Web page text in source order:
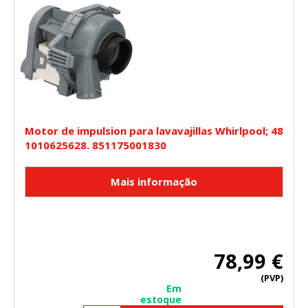
Motor de impulsion para lavavajillas Whirlpool; 48
1010625628. 851175001830
78,99 €
(PVP)
Em
estoque